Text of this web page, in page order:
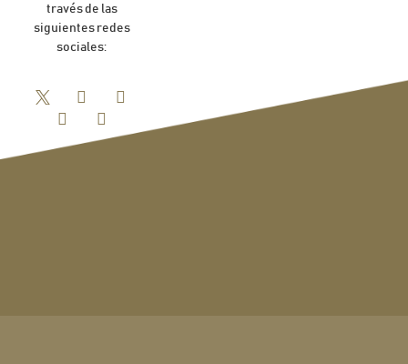
través de las
siguientes redes
sociales: